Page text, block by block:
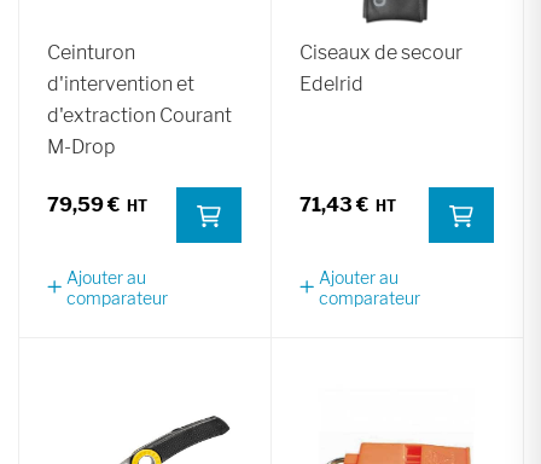
Ceinturon
d'intervention et
d'extraction Courant
M-Drop
79,59 €
Ajouter au
comparateur
Ciseaux de secour
Edelrid
71,43 €
Ajouter au
comparateur